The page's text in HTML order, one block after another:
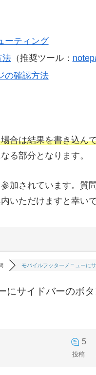
ーティング
法（推奨ツール：
の確認方法
合は結果を書き込ん
る部分となります。
加されています。質
いただけますと幸いで
モバイルフッターメニューにサ
にサイドバーのボタ
5
投稿